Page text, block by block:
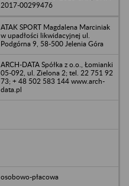
2017-00299476
ATAK SPORT Magdalena Marciniak
w upadłości likwidacyjnej ul.
Podgórna 9, 58-500 Jelenia Góra
ARCH-DATA Spółka z o.o., Łomianki
05-092, ul. Zielona 2; tel. 22 751 92
73; + 48 502 583 144 www.arch-
data.pl
osobowo-płacowa